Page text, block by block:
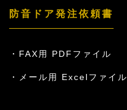
防音ドア発注依頼書
FAX用 PDFファイル
メール用 Excelファイル